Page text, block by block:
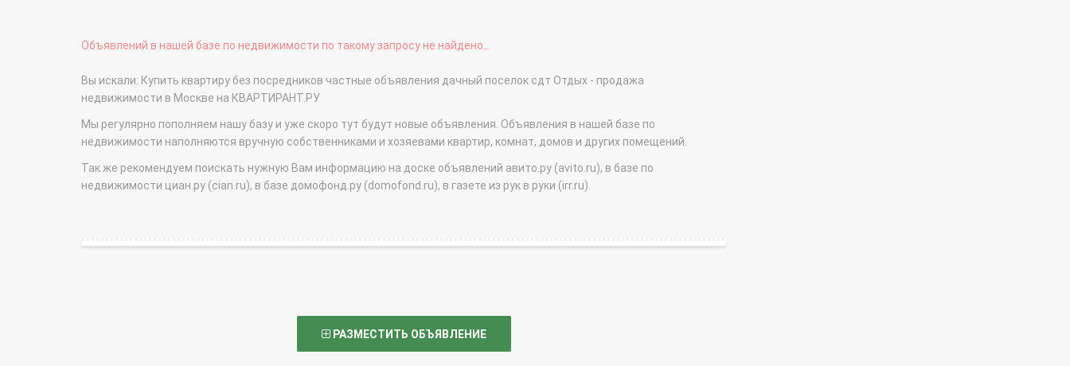
Объявлений в нашей базе по недвижимости по такому запросу не найдено...
Вы искали: Купить квартиру без посредников частные объявления дачный поселок сдт Отдых - продажа
недвижимости в Москве на КВАРТИРАНТ.РУ
Мы регулярно пополняем нашу базу и уже скоро тут будут новые объявления. Объявления в нашей базе по
недвижимости наполняются вручную собственниками и хозяевами квартир, комнат, домов и других помещений.
Так же рекомендуем поискать нужную Вам информацию на доске объявлений авито.ру (avito.ru), в базе по
недвижимости циан.ру (cian.ru), в базе домофонд.ру (domofond.ru), в газете из рук в руки (irr.ru).
РАЗМЕСТИТЬ ОБЪЯВЛЕНИЕ